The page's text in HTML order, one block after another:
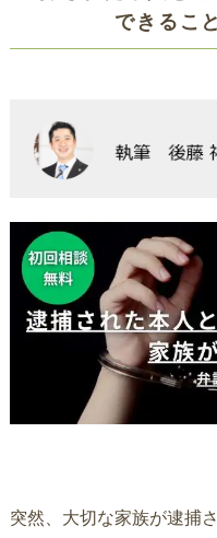
できるこ
突然、大切な家族が逮捕